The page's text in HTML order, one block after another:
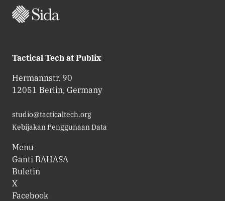
Tactical Tech at Publix
Hermannstr. 90
12051 Berlin, Germany
studio@tacticaltech.org
Kebijakan Penggunaan Data
Menu
Ganti BAHASA
Buletin
X
Facebook